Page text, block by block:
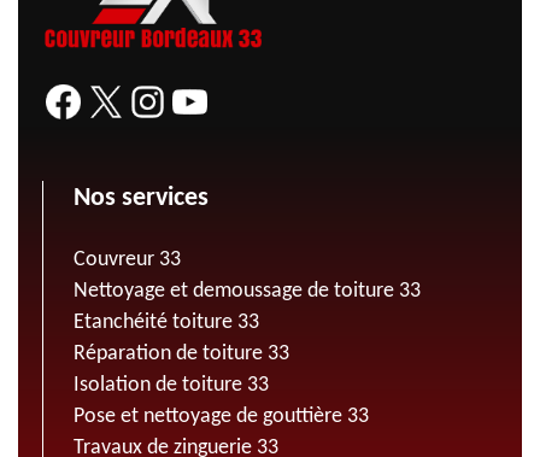
Nos services
Couvreur 33
Nettoyage et demoussage de toiture 33
Etanchéité toiture 33
Réparation de toiture 33
Isolation de toiture 33
Pose et nettoyage de gouttière 33
Travaux de zinguerie 33